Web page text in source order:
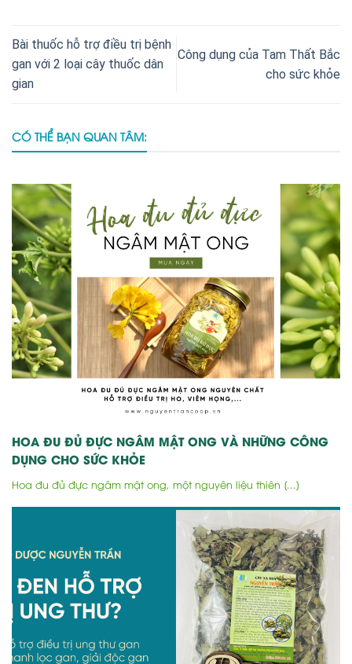
Bài thuốc hỗ trợ điều trị bệnh
gan với 2 loại cây thuốc dân
gian
Công dụng của Tam Thất Bắc
cho sức khỏe
CÓ THỂ BẠN QUAN TÂM:
HOA ĐU ĐỦ ĐỰC NGÂM MẬT ONG VÀ NHỮNG CÔNG
DỤNG CHO SỨC KHỎE
Hoa đu đủ đực ngâm mật ong, một nguyên liệu thiên [...]